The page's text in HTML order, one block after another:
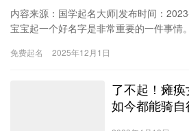
内容来源：国学起名大师|发布时间：
宝宝起一个好名字是非常重要的一件事情
一个新时代的父母，您可能正在寻找一个
免费起名 2025年12月1日
了不起！瘫痪
如今都能骑自